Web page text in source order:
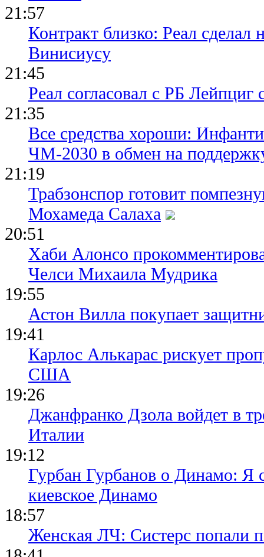
21:57
Контракт близко: Реал сделал
Винисиусу
21:45
Реал согласовал с РБ
21:35
Все средства хороши:
ЧМ-2030 в обмен на
21:19
Трабзонспор готовит
Мохамеда Салаха
20:51
Хаби Алонсо
Челси Михаила Мудрика
19:55
Астон Вилла покупает
19:41
Карлос Алькарас рискует
США
19:26
Джанфранко Дзола войдет в
Италии
19:12
Гурбан Гурбанов о Динамо: Я
киевское Динамо
18:57
Женская ЛЧ: Систерс попали